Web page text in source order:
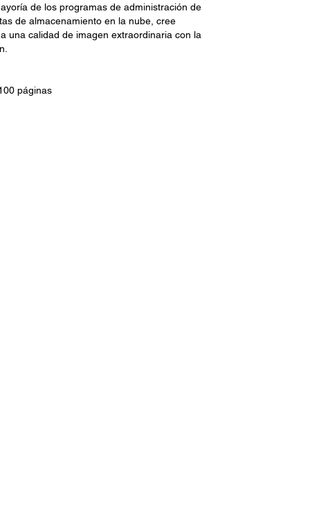
de los programas de administración de
de almacenamiento en la nube, cree
una calidad de imagen extraordinaria con la
páginas